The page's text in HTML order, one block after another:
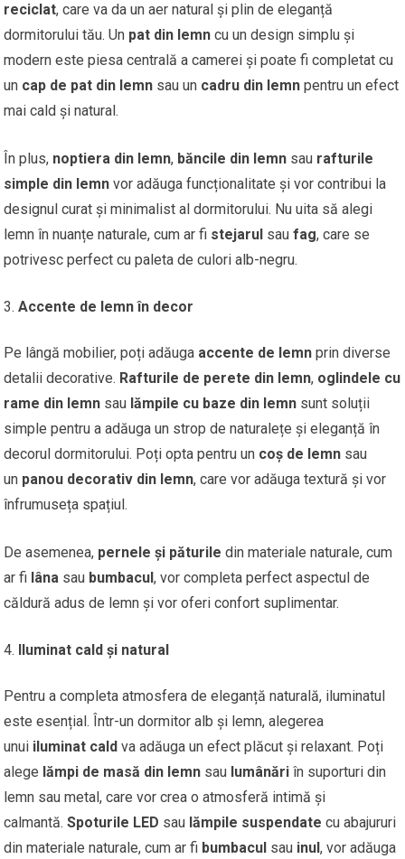
reciclat, care va da un aer natural și plin de eleganță
dormitorului tău. Un pat din lemn cu un design simplu și
modern este piesa centrală a camerei și poate fi completat cu
un cap de pat din lemn sau un cadru din lemn pentru un efect
mai cald și natural.
În plus, noptiera din lemn, băncile din lemn sau rafturile
simple din lemn vor adăuga funcționalitate și vor contribui la
designul curat și minimalist al dormitorului. Nu uita să alegi
lemn în nuanțe naturale, cum ar fi stejarul saufag, care se
potrivesc perfect cu paleta de culori alb-negru.
Accente de lemn în decor
Pe lângă mobilier, poți adăuga accente de lemn prin diverse
detalii decorative. Rafturile de perete din lemn, oglindele cu
rame din lemn sau lămpile cu baze din lemn sunt soluții
simple pentru a adăuga un strop de naturalețe și eleganță în
decorul dormitorului. Poți opta pentru un coș de lemn sau
un panou decorativ din lemn, care vor adăuga textură și vor
înfrumuseța spațiul.
De asemenea, pernele și păturile din materiale naturale, cum
ar fi lâna sau bumbacul, vor completa perfect aspectul de
căldură adus de lemn și vor oferi confort suplimentar.
Iluminat cald și natural
Pentru a completa atmosfera de eleganță naturală, iluminatul
este esențial. Într-un dormitor alb și lemn, alegerea
unui iluminat cald va adăuga un efect plăcut și relaxant. Poți
alege lămpi de masă din lemn sau lumânări în suporturi din
lemn sau metal, care vor crea o atmosferă intimă și
calmantă.Spoturile LED sau lămpile suspendate cu abajururi
din materiale naturale, cum ar fi bumbacul sau inul, vor adăuga